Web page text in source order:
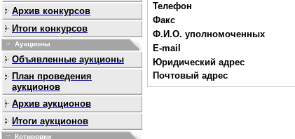
Архив конкурсов
Итоги конкурсов
Аукционы
Объявленные аукционы
План проведения
аукционов
Архив аукционов
Итоги аукционов
Котировки
Телефон
Факс
Ф.И.О. уполномоченных
E-mail
Юридический адрес
Почтовый адрес